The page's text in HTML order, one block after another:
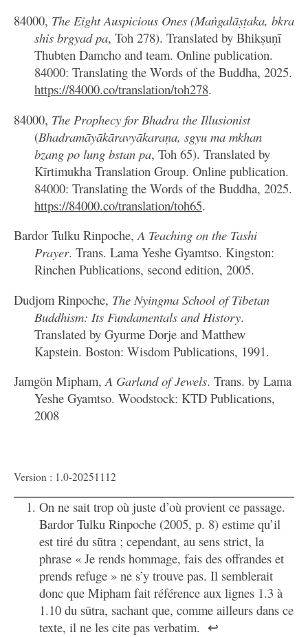
84000, The Eight Auspicious Ones (Maṅgalāṣṭaka, bkra
shis brgyad pa, Toh 278). Translated by Bhikṣuṇī
Thubten Damcho and team. Online publication.
84000: Translating the Words of the Buddha, 2025.
https://84000.co/translation/toh278.
84000, The Prophecy for Bhadra the Illusionist
(Bhadramāyākāravyākaraṇa, sgyu ma mkhan
bzang po lung bstan pa, Toh 65). Translated by
Kīrtimukha Translation Group. Online publication.
84000: Translating the Words of the Buddha, 2025.
https://84000.co/translation/toh65.
Bardor Tulku Rinpoche,A Teaching on the Tashi
Prayer. Trans. Lama Yeshe Gyamtso. Kingston:
Rinchen Publications, second edition, 2005.
Dudjom Rinpoche, The Nyingma School of Tibetan
Buddhism: Its Fundamentals and History.
Translated by Gyurme Dorje and Matthew
Kapstein. Boston: Wisdom Publications, 1991.
Jamgön Mipham,A Garland of Jewels. Trans. by Lama
Yeshe Gyamtso. Woodstock: KTD Publications,
2008
Version : 1.0-20251112
On ne sait trop où juste d’où provient ce passage.
Bardor Tulku Rinpoche (2005, p. 8) estime qu’il
est tiré du sūtra ; cependant, au sens strict, la
phrase « Je rends hommage, fais des offrandes et
prends refuge » ne s’y trouve pas. Il semblerait
donc que Mipham fait référence aux lignes 1.3 à
1.10 du sūtra, sachant que, comme ailleurs dans ce
texte, il ne les cite pas verbatim. ↩